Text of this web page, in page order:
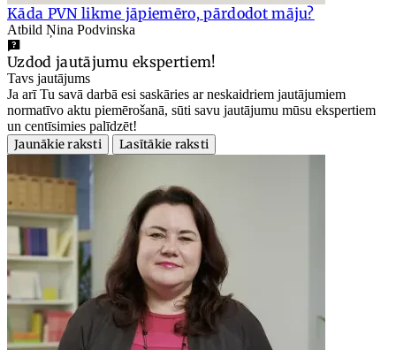
Kāda PVN likme jāpiemēro, pārdodot māju?
Atbild Ņina Podvinska
Uzdod jautājumu ekspertiem!
Tavs jautājums
Ja arī Tu savā darbā esi saskāries ar neskaidriem jautājumiem
normatīvo aktu piemērošanā, sūti savu jautājumu mūsu ekspertiem
un centīsimies palīdzēt!
Jaunākie raksti
Lasītākie raksti